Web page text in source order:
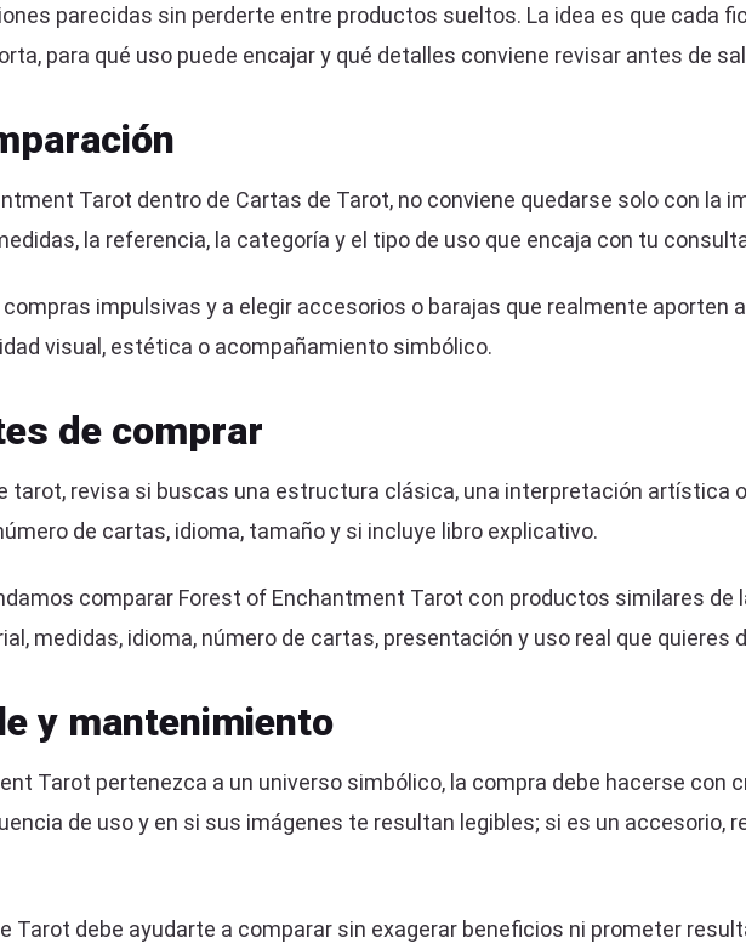
parecidas sin perderte entre productos sueltos. La idea es que cada
para qué uso puede encajar y qué detalles conviene revisar antes de
Tarot dentro de Cartas de Tarot, no conviene quedarse solo con la
la referencia, la categoría y el tipo de uso que encaja con tu
impulsivas y a elegir accesorios o barajas que realmente aporten
visual, estética o acompañamiento simbólico.
de comprar
tarot, revisa si buscas una estructura clásica, una interpretación artística
de cartas, idioma, tamaño y si incluye libro explicativo.
comparar Forest of Enchantment Tarot con productos similares de
medidas, idioma, número de cartas, presentación y uso real que quieres
y mantenimiento
Tarot pertenezca a un universo simbólico, la compra debe hacerse con
de uso y en si sus imágenes te resultan legibles; si es un accesorio,
Tarot debe ayudarte a comparar sin exagerar beneficios ni prometer